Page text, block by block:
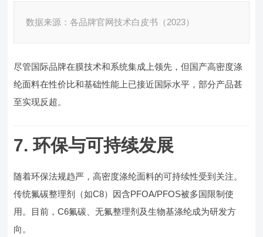
数据来源：各品牌官网技术白皮书（2023）
尽管国际品牌在膜技术和系统集成上领先，但国产高密度涤
纶面料在性价比和基础性能上已接近国际水平，部分产品甚
至实现反超。
7. 环保与可持续发展
随着环保法规趋严，高密度涤纶面料的可持续性受到关注。
传统氟碳整理剂（如C8）因含PFOA/PFOS被多国限制使
用。目前，C6氟碳、无氟整理剂及生物基涤纶成为研发方
向。